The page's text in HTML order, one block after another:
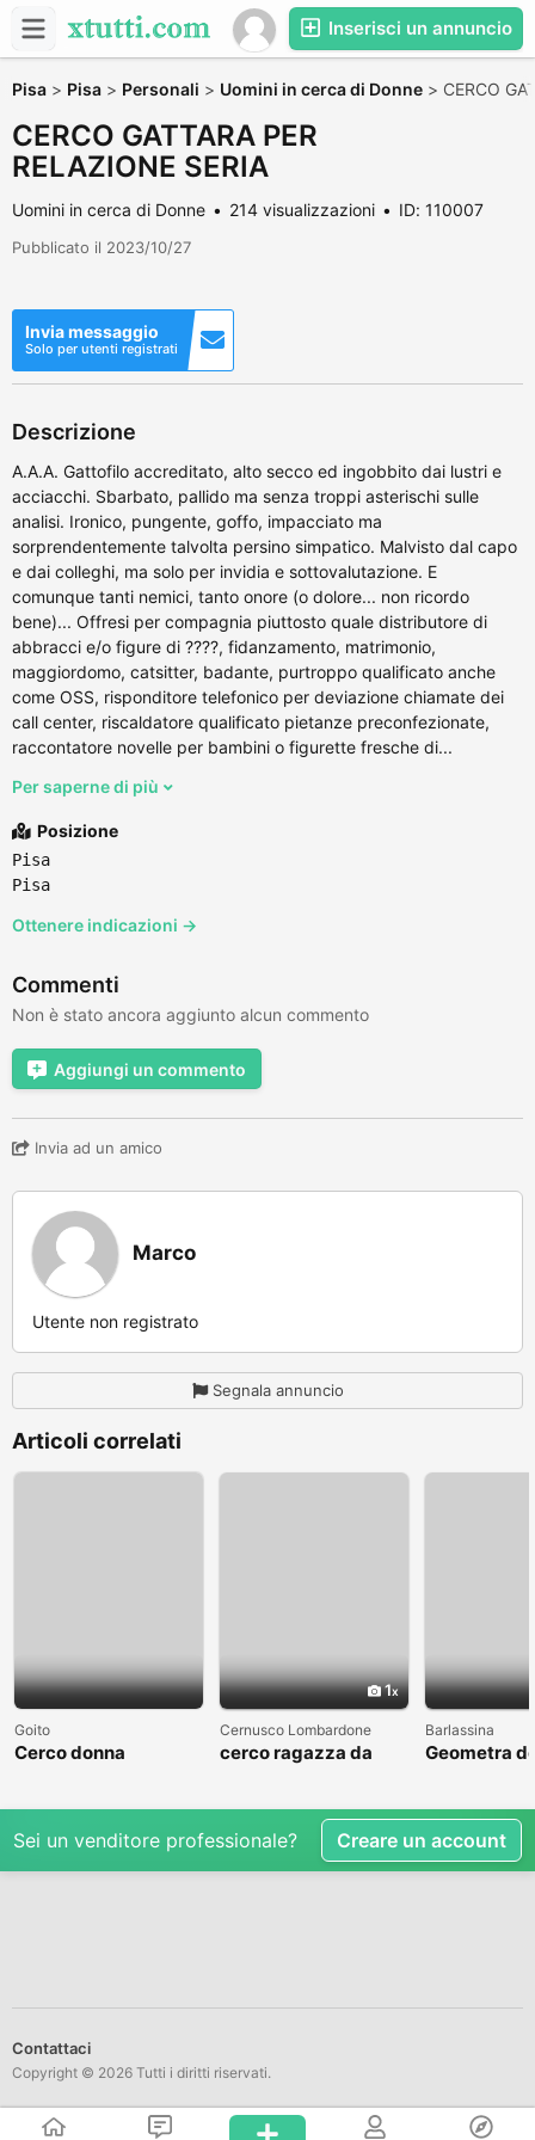
Inserisci un annuncio
Pisa > Pisa > Personali > Uomini in cerca di Donne > CERCO
CERCO GATTARA PER
RELAZIONE SERIA
Uomini in cerca di Donne 214 visualizzazioni ID: 110007
Pubblicato il 2023/10/27
Invia messaggio
Solo per utenti registrati
Descrizione
A.A.A. Gattofilo accreditato, alto secco ed ingobbito dai lustri e
acciacchi. Sbarbato, pallido ma senza troppi asterischi sulle
analisi. Ironico, pungente, goffo, impacciato ma
sorprendentemente talvolta persino simpatico. Malvisto dal capo
e dai colleghi, ma solo per invidia e sottovalutazione. E
comunque tanti nemici, tanto onore (o dolore... non ricordo
bene)... Offresi per compagnia piuttosto quale distributore di
abbracci e/o figure di ????, fidanzamento, matrimonio,
maggiordomo, catsitter, badante, purtroppo qualificato anche
come OSS, risponditore telefonico per deviazione chiamate dei
call center, riscaldatore qualificato pietanze preconfezionate,
raccontatore novelle per bambini o figurette fresche di...
Per saperne di più
Posizione
Pisa
Pisa
Ottenere indicazioni →
Commenti
Non è stato ancora aggiunto alcun commento
Aggiungi un commento
Invia ad un amico
Marco
Utente non registrato
Segnala annuncio
Articoli correlati
Goito
Cerco donna
1
Cernusco Lombardone
cerco ragazza da
Barlassina
Geometra
Sei un venditore professionale? Creare un account
Contattaci
Copyright © 2026 Tutti i diritti riservati.